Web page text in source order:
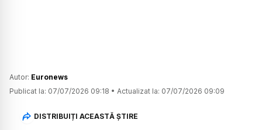
Autor: Euronews
Publicat la: 07/07/2026 09:18 • Actualizat la: 07/07/2026 09:09
DISTRIBUIȚI ACEASTĂ ȘTIRE